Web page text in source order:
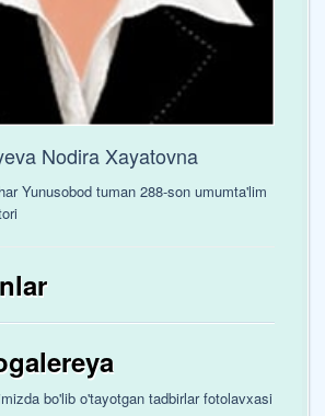
Nodira Xayatovna
Yunusobod tuman 288-son umumta'lim
bo'lib o'tayotgan tadbirlar fotolavxasi